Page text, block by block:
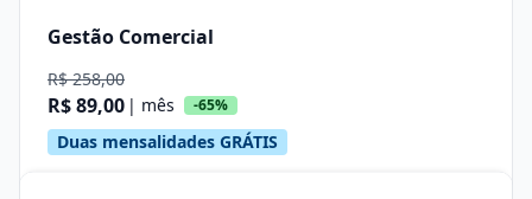
Gestão Comercial
R$ 258,00
R$ 89,00 | mês -65%
Duas mensalidades GRÁTIS